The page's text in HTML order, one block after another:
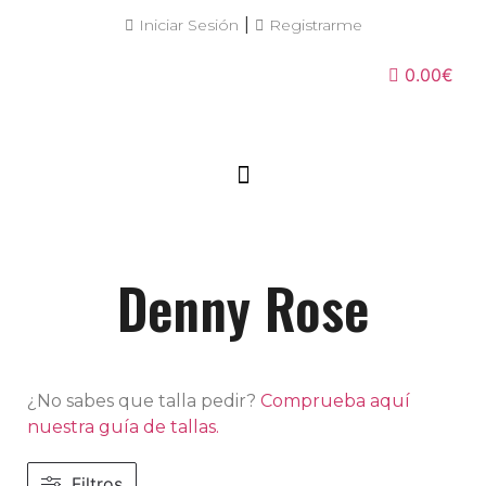
Iniciar Sesión Registrarme
0.00€
Denny Rose
¿No sabes que talla pedir? Comprueba aquí
nuestra guía de tallas.